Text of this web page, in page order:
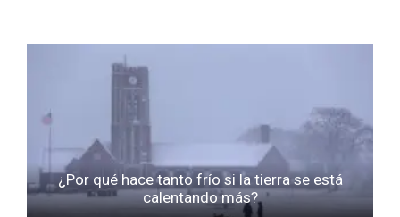
¿Por qué hace tanto frío si la tierra se está
calentando más?